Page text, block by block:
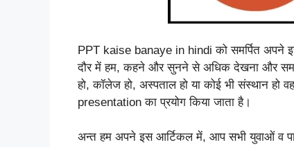
PPT kaise banaye in hindi को समर्पित
दौर में हम, कहने और सुनने से अधिक देखना और
हो, कॉलेज हो, अस्पताल हो या कोई भी संस्थान हो
presentation का प्रयोग किया जाता है।
अन्त हम अपने इस आर्टिकल में, आप सभी युवाओं व